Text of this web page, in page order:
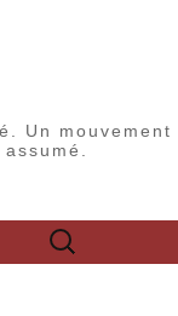
Un mouvement
Rechercher :